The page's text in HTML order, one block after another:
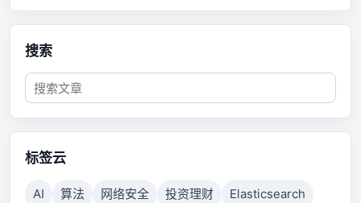
搜索
标签云
AI 算法 网络安全 投资理财
Elasticsearch